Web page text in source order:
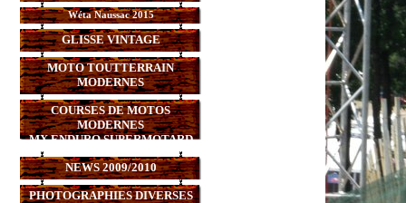
Wéta Naussac 2015
GLISSE VINTAGE
MOTO TOUTTERRAIN
MODERNES
COURSES DE MOTOS
MODERNES
MX,ENDURO,SUPERMOTARD
NEWS 2009/2010
PHOTOGRAPHIES DIVERSES